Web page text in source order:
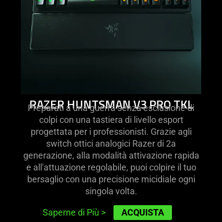
tkl
RAZER HUNTSMAN V3 PRO TKL
Preparati a una guerra senza esclusione di
colpi con una tastiera di livello esport
progettata per i professionisti. Grazie agli
switch ottici analogici Razer di 2a
generazione, alla modalità attivazione rapida
e all'attuazione regolabile, puoi colpire il tuo
bersaglio con una precisione micidiale ogni
singola volta.
Saperne di Più > ACQUISTA